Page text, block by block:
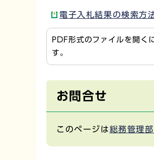
電子入札結果の検索方
PDF形式のファイルを開
す。
お問合せ
このページは総務管理